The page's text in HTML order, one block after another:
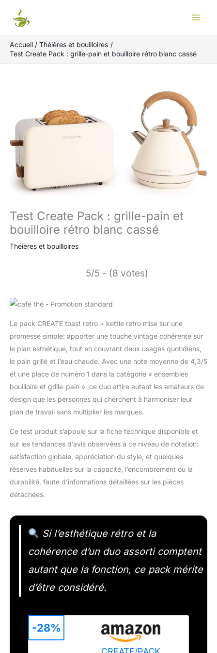
Accueil
Théières et bouilloires
Test Create Pack : grille-pain et bouilloire rétro blanc cassé
Test Create Pack : grille-pain et
bouilloire rétro blanc cassé
Théières et bouilloires
5/5 - (8 votes)
Le pack CREATE toast retro + kettle retro mise sur une
promesse simple: apporter une touche vintage cohérente sur
le plan esthétique, tout en couvrant deux usages quotidiens,
le pain grillé et l’eau chaude. Avec une note moyenne de 4,3/5
et une place de numéro 1 dans la catégorie « ensembles
bouilloire et grille-pain », ce duo attire autant les amateurs de
design que les personnes qui cherchent à harmoniser leur
plan de travail sans multiplier les marques.
Ce test produit s’appuie sur la fiche technique disponible et
sur les tendances d’avis observées à ce niveau de notation:
satisfaction globale, appréciation du style, et quelques
réserves habituelles sur la capacité, l’encombrement ou la
durabilité, faute d’informations détaillées sur les pièces
détachées.
Si l’esthétique rétro et la
cohérence d’un duo assorti comptent
autant que la fonction, ce pack mérite
d’être considéré.
-28%